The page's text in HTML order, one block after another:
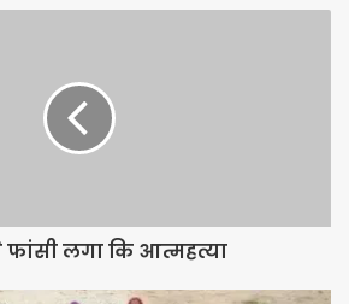
लगा कि आत्महत्या